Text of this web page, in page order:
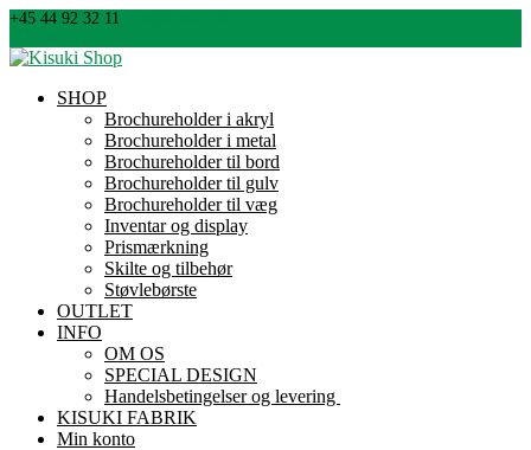
+45 44 92 32 11
SHOP
Brochureholder i akryl
Brochureholder i metal
Brochureholder til bord
Brochureholder til gulv
Brochureholder til væg
Inventar og display
Prismærkning
Skilte og tilbehør
Støvlebørste
OUTLET
INFO
OM OS
SPECIAL DESIGN
Handelsbetingelser og levering
KISUKI FABRIK
Min konto